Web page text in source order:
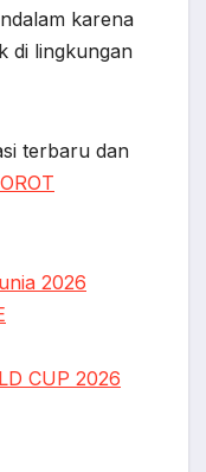
karena
di lingkungan
terbaru dan